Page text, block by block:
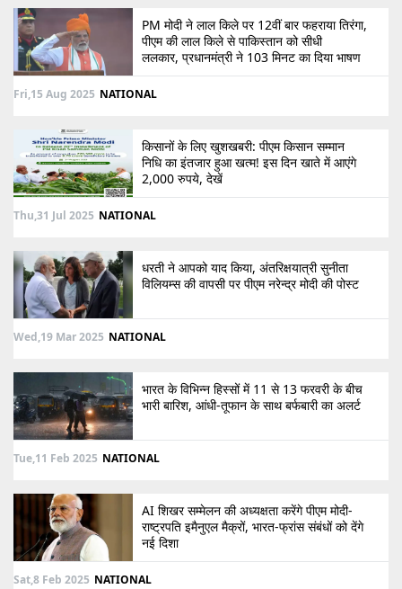
PM मोदी ने लाल किले पर 12वीं बार फहराया तिरंगा,
पीएम की लाल किले से पाकिस्तान को सीधी
ललकार, प्रधानमंत्री ने 103 मिनट का दिया भाषण
Fri,15 Aug 2025 NATIONAL
किसानों के लिए खुशखबरी: पीएम किसान सम्मान
निधि का इंतजार हुआ खत्म! इस दिन खाते में आएंगे
2,000 रुपये, देखें
Thu,31 Jul 2025 NATIONAL
धरती ने आपको याद किया, अंतरिक्षयात्री सुनीता
विलियम्स की वापसी पर पीएम नरेन्द्र मोदी की पोस्ट
Wed,19 Mar 2025 NATIONAL
भारत के विभिन्न हिस्सों में 11 से 13 फरवरी के बीच
भारी बारिश, आंधी-तूफान के साथ बर्फबारी का अलर्ट
Tue,11 Feb 2025 NATIONAL
AI शिखर सम्मेलन की अध्यक्षता करेंगे पीएम मोदी-
राष्ट्रपति इमैनुएल मैक्रों, भारत-फ्रांस संबंधों को देंगे
नई दिशा
Sat,8 Feb 2025 NATIONAL